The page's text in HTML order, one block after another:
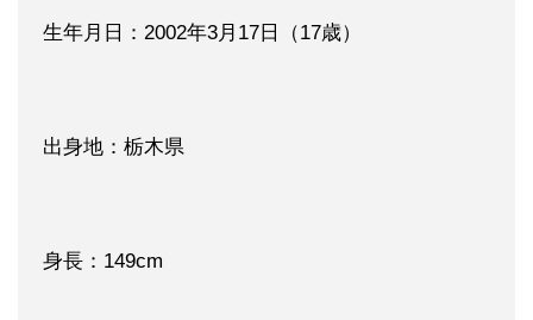
生年月日：2002年3月17日（17歳）
出身地：栃木県
身長：149cm